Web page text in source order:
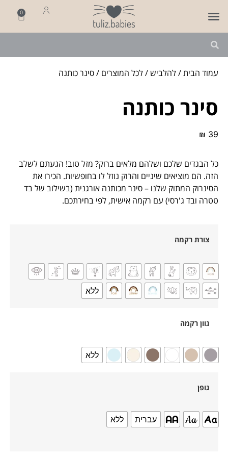
0
עמוד הבית/להלביש/לכל המוצרים / סינר כותנה
סינר כותנה
₪ 39
כל הבגדים שלכם ושלהם מלאים ברוק? מזל טוב! הגעתם לשלב
הזה. הם מוציאים שיניים והרוק נוזל לו בחופשיות. הכירו את
הסינרוק המתוק שלנו – סינר מכותנה אורגנית (בשילוב של בד
טטרה ובד ג'רסי) עם רקמה אישית, לפי בחירתכם.
צורת רקמה
ללא
גוון רקמה
ללא
גופן
עברית ללא